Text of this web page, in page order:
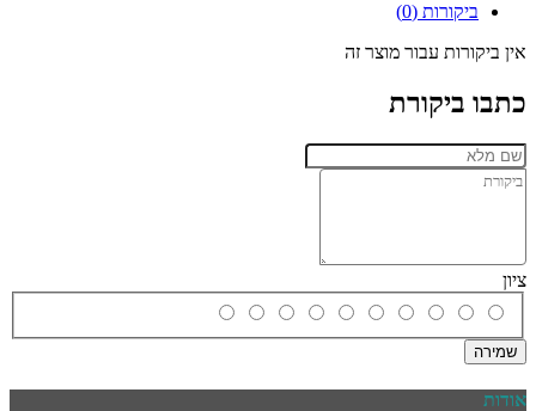
ביקורות (0)
אין ביקורות עבור מוצר זה
כתבו ביקורת
ציון
שמירה
אודות